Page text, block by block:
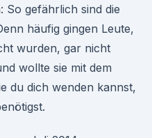
So gefährlich sind die
häufig gingen Leute,
wurden, gar nicht
wollte sie mit dem
du dich wenden kannst,